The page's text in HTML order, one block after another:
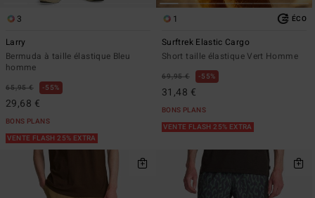
3
Larry
Bermuda à taille élastique Bleu
homme
65,95 € 55%
29,68 €
BONS PLANS
VENTE FLASH 25% EXTRA
1 ÉCO
Surftrek Elastic Cargo
Short taille élastique Vert Homme
69,95 € 55%
31,48 €
BONS PLANS
VENTE FLASH 25% EXTRA